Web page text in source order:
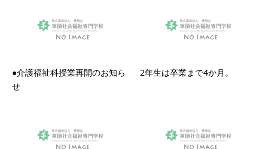
●介護福祉科授業再開のお知ら
せ
2年生は卒業まで4か月。